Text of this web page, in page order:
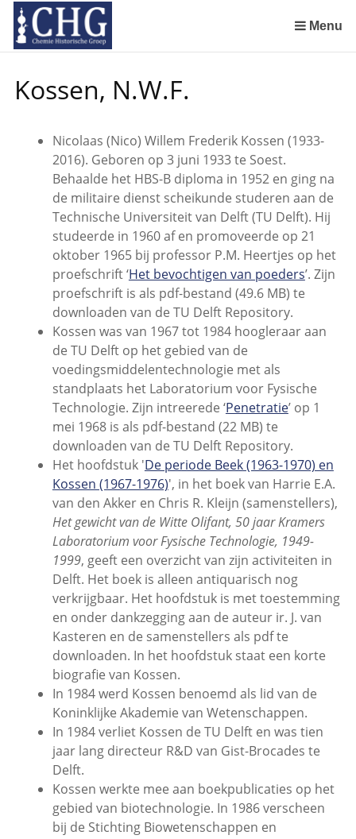
links
over
naar
de
Spring
naar
het
menu
Menu
Kossen, N.W.F.
Nicolaas (Nico) Willem Frederik Kossen (1933-
2016). Geboren op 3 juni 1933 te Soest.
Behaalde het HBS-B diploma in 1952 en ging na
de militaire dienst scheikunde studeren aan de
Technische Universiteit van Delft (TU Delft). Hij
studeerde in 1960 af en promoveerde op 21
oktober 1965 bij professor P.M. Heertjes op het
proefschrift ‘Het bevochtigen van poeders’. Zijn
proefschrift is als pdf-bestand (49.6 MB) te
downloaden van de TU Delft Repository.
Kossen was van 1967 tot 1984 hoogleraar aan
de TU Delft op het gebied van de
voedingsmiddelentechnologie met als
standplaats het Laboratorium voor Fysische
Technologie. Zijn intreerede ‘Penetratie’ op 1
mei 1968 is als pdf-bestand (22 MB) te
downloaden van de TU Delft Repository.
Het hoofdstuk 'De periode Beek (1963-1970) en
Kossen (1967-1976)', in het boek van Harrie E.A.
van den Akker en Chris R. Kleijn (samenstellers),
Het gewicht van de Witte Olifant, 50 jaar Kramers
Laboratorium voor Fysische Technologie, 1949-
1999, geeft een overzicht van zijn activiteiten in
Delft. Het boek is alleen antiquarisch nog
verkrijgbaar. Het hoofdstuk is met toestemming
en onder dankzegging aan de auteur ir. J. van
Kasteren en de samenstellers als pdf te
downloaden. In het hoofdstuk staat een korte
biografie van Kossen.
In 1984 werd Kossen benoemd als lid van de
Koninklijke Akademie van Wetenschappen.
In 1984 verliet Kossen de TU Delft en was tien
jaar lang directeur R&D van Gist-Brocades te
Delft.
Kossen werkte mee aan boekpublicaties op het
gebied van biotechnologie. In 1986 verscheen
bij de Stichting Biowetenschappen en